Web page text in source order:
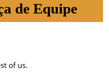
de Equipe
of us.